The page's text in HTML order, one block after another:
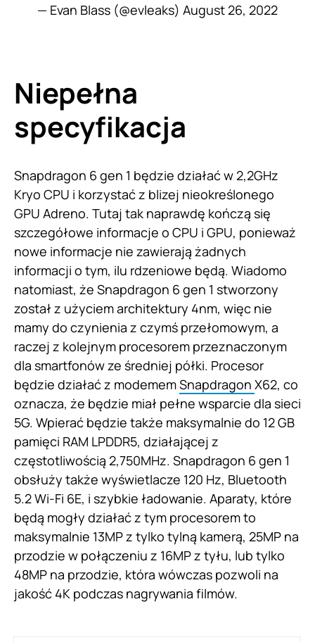
— Evan Blass (@evleaks) August 26, 2022
Niepełna
specyfikacja
Snapdragon 6 gen 1 będzie działać w 2,2GHz
Kryo CPU i korzystać z blizej nieokreślonego
GPU Adreno. Tutaj tak naprawdę kończą się
szczegółowe informacje o CPU i GPU, ponieważ
nowe informacje nie zawierają żadnych
informacji o tym, ilu rdzeniowe będą. Wiadomo
natomiast, że Snapdragon 6 gen 1 stworzony
został z użyciem architektury 4nm, więc nie
mamy do czynienia z czymś przełomowym, a
raczej z kolejnym procesorem przeznaczonym
dla smartfonów ze średniej półki. Procesor
będzie działać z modememSnapdragon X62, co
oznacza, że będzie miał pełne wsparcie dla sieci
5G. Wpierać będzie także maksymalnie do 12 GB
pamięci RAM LPDDR5, działającej z
częstotliwością 2,750MHz. Snapdragon 6 gen 1
obsłuży także wyświetlacze 120 Hz, Bluetooth
5.2 Wi-Fi 6E, i szybkie ładowanie. Aparaty, które
będą mogły działać z tym procesorem to
maksymalnie 13MP z tylko tylną kamerą, 25MP na
przodzie w połączeniu z 16MP z tyłu, lub tylko
48MP na przodzie, która wówczas pozwoli na
jakość 4K podczas nagrywania filmów.